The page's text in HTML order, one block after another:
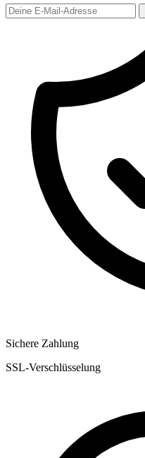
Sichere Zahlung
SSL-Verschlüsselung